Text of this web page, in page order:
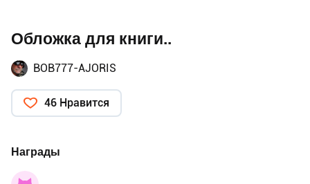
Обложка для книги..
BOB777-AJORIS
46 Нравится
Награды